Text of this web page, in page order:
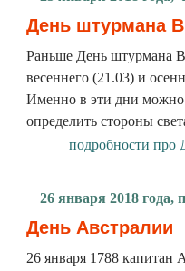
День штурмана
Раньше День штурмана
весеннего (21.03) и
Именно в эти дни можно
определить стороны
подробности
26 января 2018 года,
День Австралии
26 января 1788